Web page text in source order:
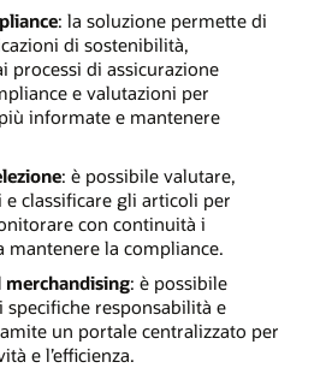
: la soluzione permette di
di sostenibilità,
processi di assicurazione
e valutazioni per
informate e mantenere
: è possibile valutare,
classificare gli articoli per
con continuità i
la compliance.
: è possibile
responsabilità e
un portale centralizzato per
e l’efficienza.